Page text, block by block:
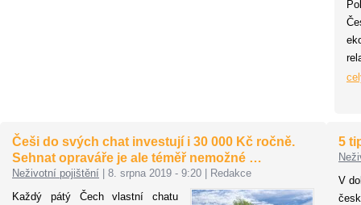
Češi do svých chat investují i 30 000 Kč ročně.
Sehnat opraváře je ale téměř nemožné …
Neživotní pojištění 8. srpna 2019 - 9:20
Redakce
Každý pátý Čech vlastní chatu
5
V